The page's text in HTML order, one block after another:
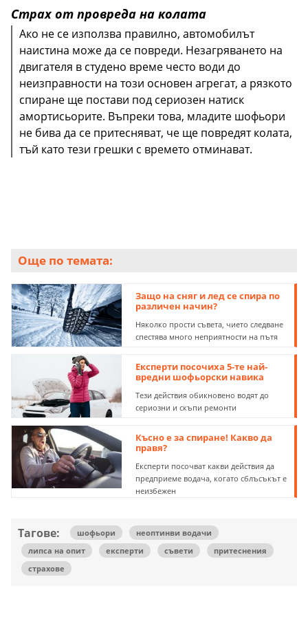
Страх от провреда на колата
Ако не се използва правилно, автомобилът
наистина може да се повреди. Незагряването на
двигателя в студено време често води до
неизправности на този основен агрегат, а рязкото
спиране ще постави под сериозен натиск
амортисьорите. Въпреки това, младите шофьори
не бива да се притесняват, че ще повредят колата,
тъй като тези грешки с времето отминават.
Още по темата:
Защо на сняг и лед се спира по
различен начин?
Няколко прости съвета, чието следване
спестява много неприятности на пътя
Експерти посочиха 5-те най-
вредни шофьорски навика
Тези действия обикновено водят до
сериозни и скъпи ремонти
Късно е за спиране! Какво да
правя?
Експерти посочват какви действия да
предприеме водача, когато сблъсъкът е
неизбежен
Тагове: шофьори
неоптинви водачи
липса на опит
експерти съвети
притеснения
страхове